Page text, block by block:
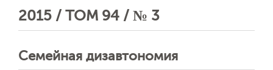
2015 / ТОМ 94 / № 3
Семейная дизавтономия